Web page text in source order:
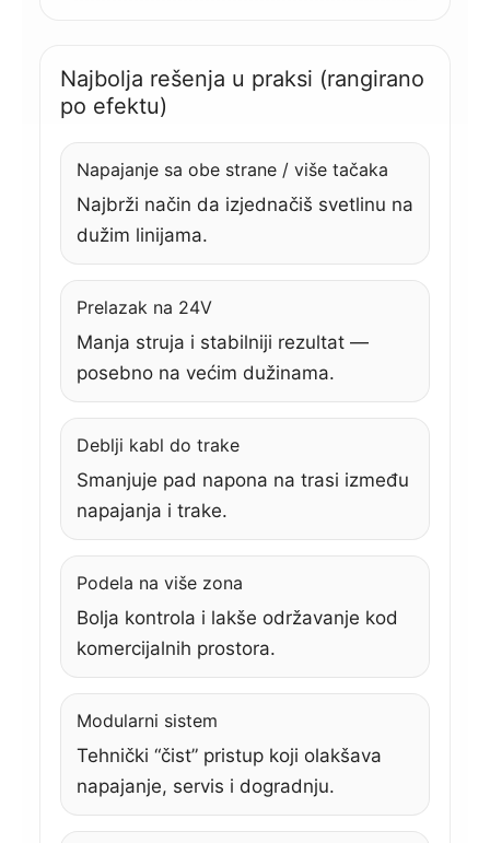
Najbolja rešenja u praksi (rangirano
po efektu)
Napajanje sa obe strane / više tačaka
Najbrži način da izjednačiš svetlinu na
dužim linijama.
Prelazak na 24V
Manja struja i stabilniji rezultat —
posebno na većim dužinama.
Deblji kabl do trake
Smanjuje pad napona na trasi između
napajanja i trake.
Podela na više zona
Bolja kontrola i lakše održavanje kod
komercijalnih prostora.
Modularni sistem
Tehnički “čist” pristup koji olakšava
napajanje, servis i dogradnju.